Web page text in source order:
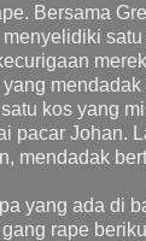
Bersama
mendadak
kos yang
pacar Johan.
mendadak
yang ada di
rape